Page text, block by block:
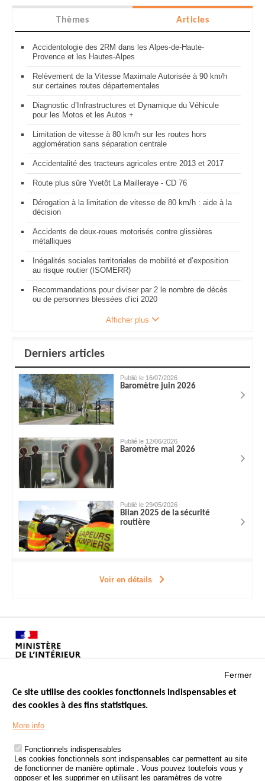
Thèmes Articles
Accidentologie des 2RM dans les Alpes-de-Haute-
Provence et les Hautes-Alpes
Relèvement de la Vitesse Maximale Autorisée à 90 km/h
sur certaines routes départementales
Diagnostic d’Infrastructures et Dynamique du Véhicule
pour les Motos et les Autos +
Limitation de vitesse à 80 km/h sur les routes hors
agglomération sans séparation centrale
Accidentalité des tracteurs agricoles entre 2013 et 2017
Route plus sûre Yvetôt La Mailleraye - CD 76
Dérogation à la limitation de vitesse de 80 km/h : aide à la
décision
Accidents de deux-roues motorisés contre glissières
métalliques
Inégalités sociales territoriales de mobilité et d’exposition
au risque routier (ISOMERR)
Recommandations pour diviser par 2 le nombre de décès
ou de personnes blessées d’ici 2020
Afficher plus
Derniers articles
Publié le 16/07/2026
Baromètre juin 2026
Publié le 12/06/2026
Baromètre mai 2026
Publié le 29/05/2026
Bilan 2025 de la sécurité
routière
Voir en détails
Menu
Footer
LES SITES PUBLICS
ÉTAT DE L’INSÉCURITÉ ROUTIÈRE
TRAITEMENT DES DONNÉES PERSONNELLES DES ACCIDENTS DE
LA ROUTE
Fermer
Ce site utilise des cookies fonctionnels indispensables et
des cookies à des fins statistiques.
More info
Fonctionnels indispensables
Les cookies fonctionnels sont indispensables car permettent au site
de fonctionner de manière optimale . Vous pouvez toutefois vous y
opposer et les supprimer en utilisant les paramètres de votre